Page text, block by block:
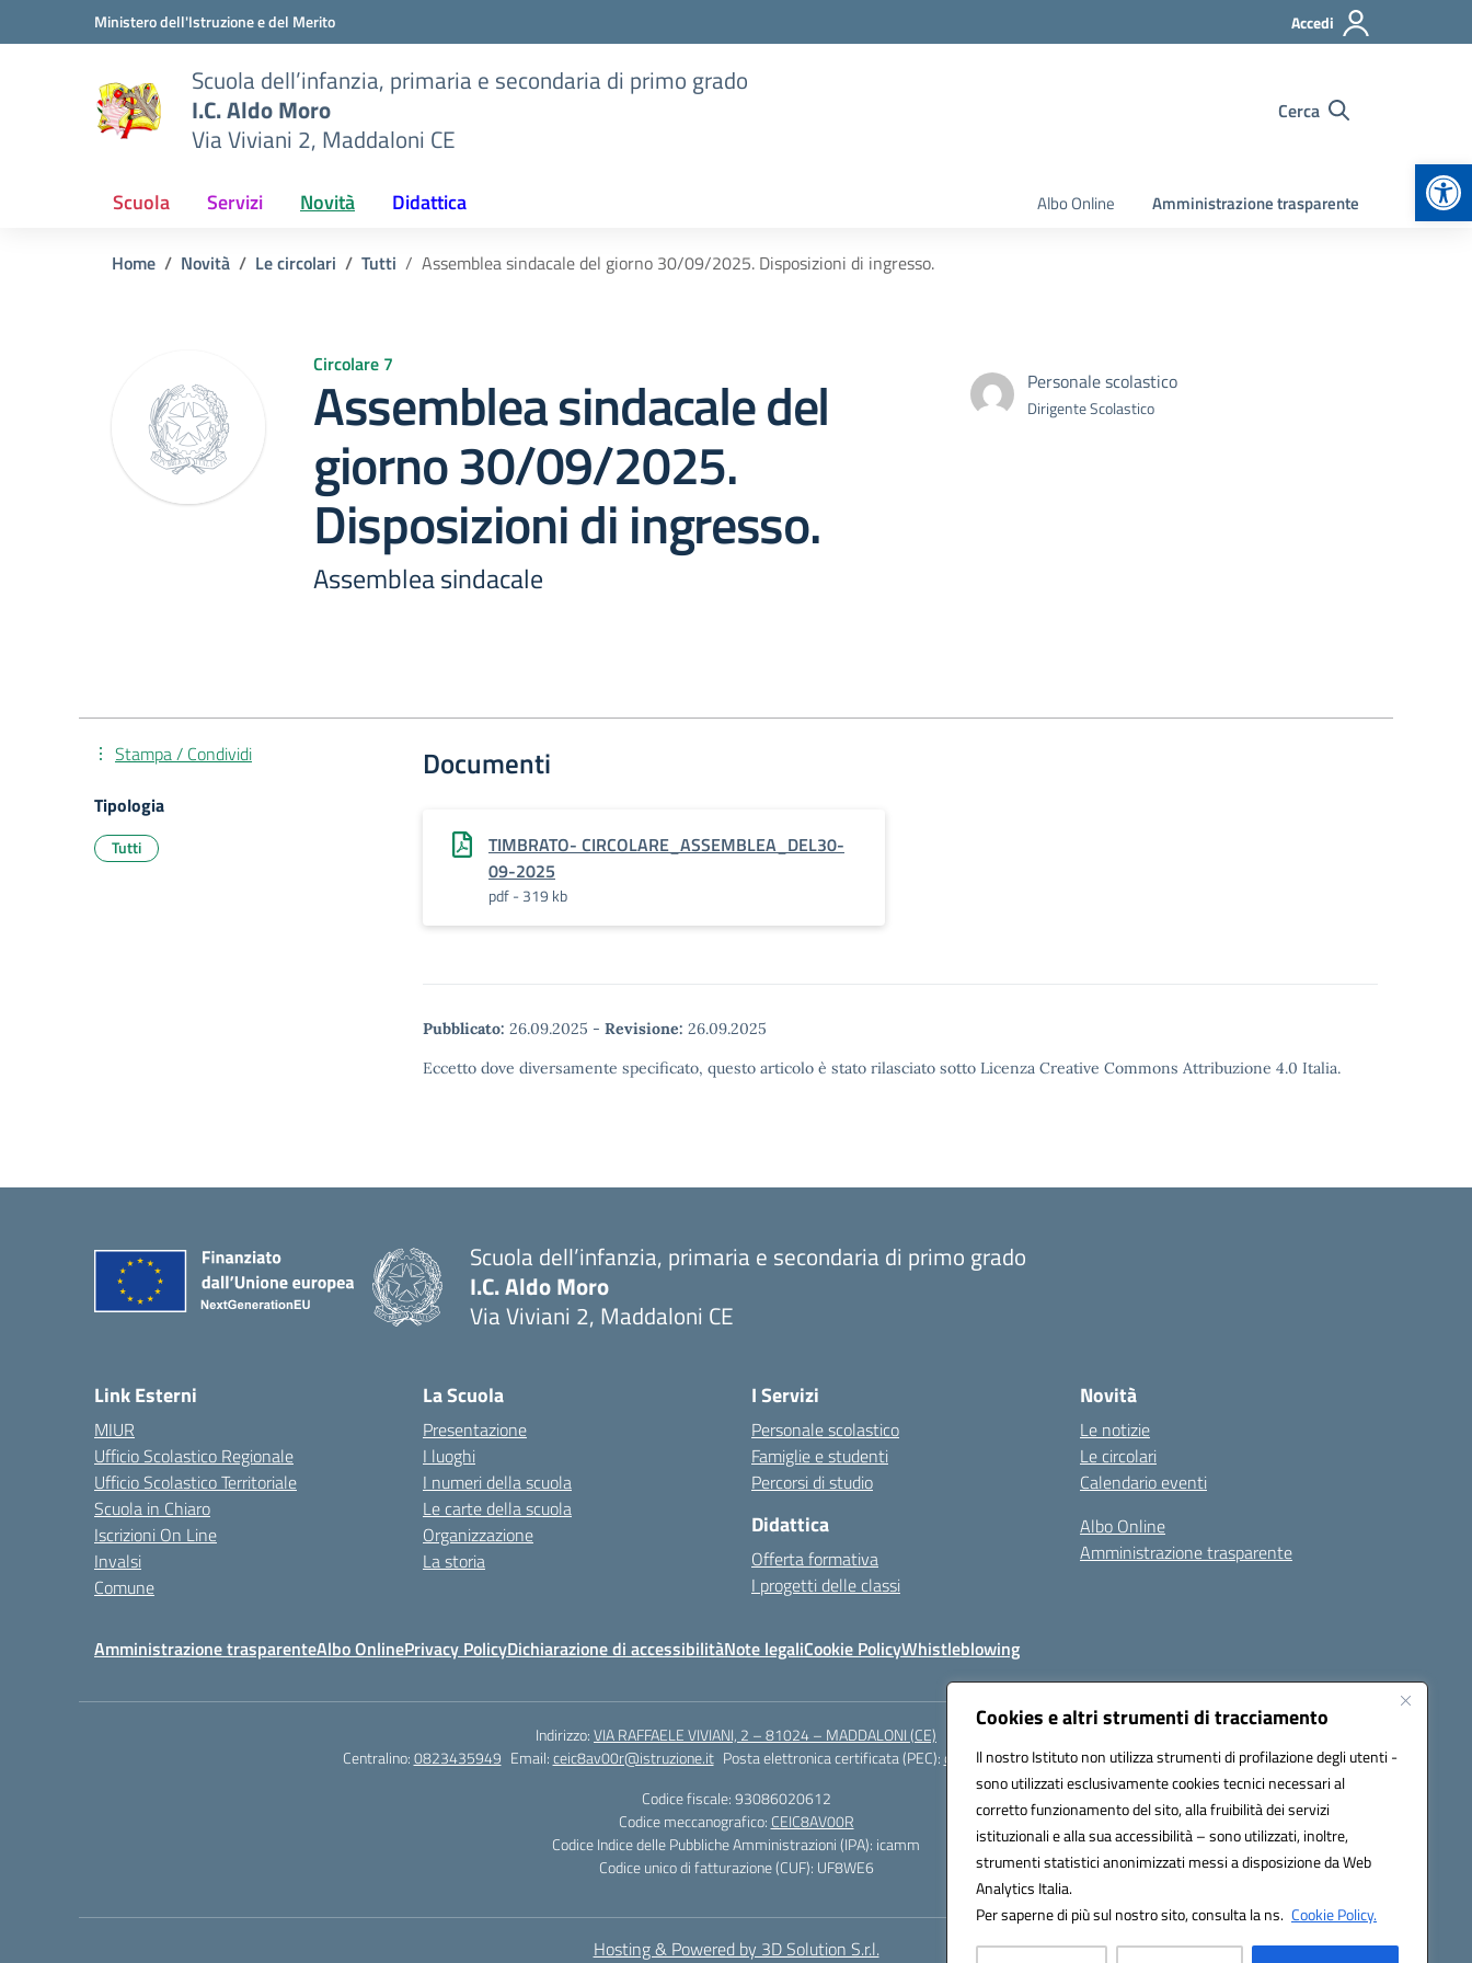
Cookies e altri strumenti di tracciamento
Il nostro Istituto non utilizza strumenti di profilazione degli utenti -
sono utilizzati esclusivamente cookies tecnici necessari al
corretto funzionamento del sito, alla fruibilità dei servizi
istituzionali e alla sua accessibilità – sono utilizzati, inoltre,
strumenti statistici anonimizzati messi a disposizione da Web
Analytics Italia.
Per saperne di più sul nostro sito, consulta la ns. Cookie Policy.
Vai ai contenuti
Vai al menu di navigazioneMinistero dell'Istruzione e del Merito Accedi
Scuola dell’infanzia, primaria e secondaria di primo grado
I.C. Aldo Moro
Via Viviani 2, Maddaloni CE
Cerca
Scuola Servizi Novità Didattica Albo Online Amministrazione trasparente
Home Novità Le circolari Tutti Assemblea sindacale del giorno 30/09/2025. Disposizioni di ingresso.
Circolare 7
Assemblea sindacale del
giorno 30/09/2025.
Disposizioni di ingresso.
Assemblea sindacale
Personale scolastico
Dirigente Scolastico
Documenti
TIMBRATO- CIRCOLARE_ASSEMBLEA_DEL30-
09-2025
pdf - 319 kb
Pubblicato: 26.09.2025 - Revisione: 26.09.2025
Eccetto dove diversamente specificato, questo articolo è stato rilasciato sotto Licenza Creative Commons Attribuzione 4.0 Italia.
Stampa / Condividi
Tipologia
Tutti
Scuola dell’infanzia, primaria e secondaria di primo grado
I.C. Aldo Moro
Via Viviani 2, Maddaloni CE
Link Esterni
MIUR
Ufficio Scolastico Regionale
Ufficio Scolastico Territoriale
Scuola in Chiaro
Iscrizioni On Line
Invalsi
Comune
La Scuola
Presentazione
I luoghi
I numeri della scuola
Le carte della scuola
Organizzazione
La storia
I Servizi
Personale scolastico
Famiglie e studenti
Percorsi di studio
Didattica
Offerta formativa
I progetti delle classi
Novità
Le notizie
Le circolari
Calendario eventi
Albo Online
Amministrazione trasparente
Amministrazione trasparenteAlbo OnlinePrivacy PolicyDichiarazione di accessibilitàNote legaliCookie PolicyWhistleblowing
Indirizzo:VIA RAFFAELE VIVIANI, 2 – 81024 – MADDALONI (CE)
Centralino:0823435949 Email:ceic8av00r@istruzione.it Posta elettronica certificata (PEC):ceic8av00r@pec.istruzione.it
Codice fiscale: 93086020612
Codice meccanografico: CEIC8AV00R
Codice Indice delle Pubbliche Amministrazioni (IPA): icamm
Codice unico di fatturazione (CUF): UF8WE6
Hosting & Powered by 3D Solution S.r.l.